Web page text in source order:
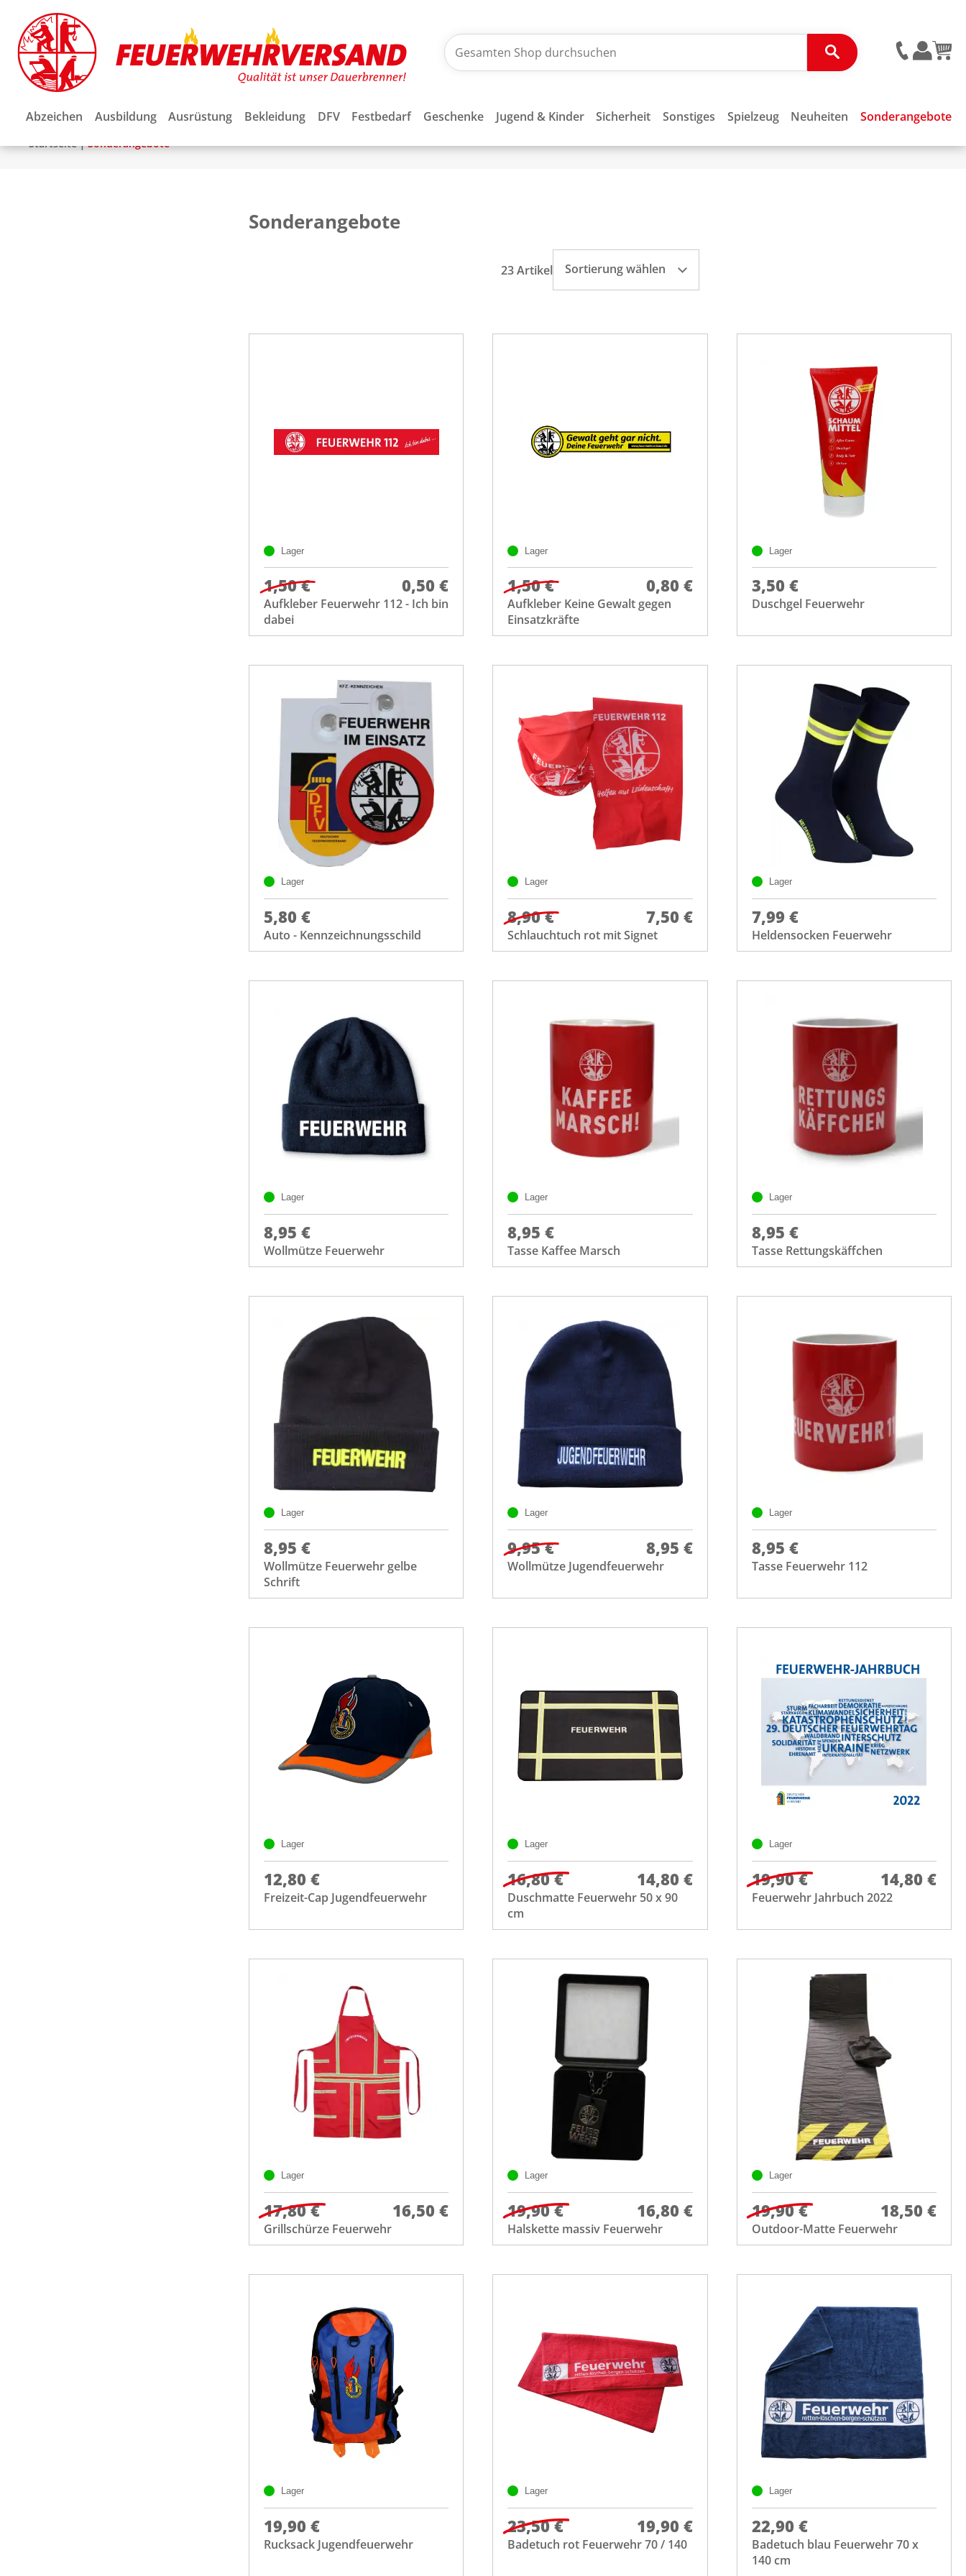
Abzeichen Ausbildung Ausrüstung Bekleidung DFV Festbedarf Geschenke Jugend & Kinder Sicherheit Sonstiges Spielzeug Neuheiten Sonderangebote
Startseite|Sonderangebote
Sonderangebote
23 Artikel Sortierung wählen
Lager
1,50 € 0,50 €
Aufkleber Feuerwehr 112 - Ich bin
dabei
Lager
1,50 € 0,80 €
Aufkleber Keine Gewalt gegen
Einsatzkräfte
Lager
3,50 €
Duschgel Feuerwehr
Lager
5,80 €
Auto - Kennzeichnungsschild
Lager
8,90 € 7,50 €
Schlauchtuch rot mit Signet
Lager
7,99 €
Heldensocken Feuerwehr
Lager
8,95 €
Wollmütze Feuerwehr
Lager
8,95 €
Tasse Kaffee Marsch
Lager
8,95 €
Tasse Rettungskäffchen
Lager
8,95 €
Wollmütze Feuerwehr gelbe
Schrift
Lager
9,95 € 8,95 €
Wollmütze Jugendfeuerwehr
Lager
8,95 €
Tasse Feuerwehr 112
Lager
12,80 €
Freizeit-Cap Jugendfeuerwehr
Lager
16,80 € 14,80 €
Duschmatte Feuerwehr 50 x 90
cm
Lager
19,90 € 14,80 €
Feuerwehr Jahrbuch 2022
Lager
17,80 € 16,50 €
Grillschürze Feuerwehr
Lager
19,90 € 16,80 €
Halskette massiv Feuerwehr
Lager
19,90 € 18,50 €
Outdoor-Matte Feuerwehr
Lager
19,90 €
Rucksack Jugendfeuerwehr
Lager
23,50 € 19,90 €
Badetuch rot Feuerwehr 70 / 140
Lager
22,90 €
Badetuch blau Feuerwehr 70 x
140 cm